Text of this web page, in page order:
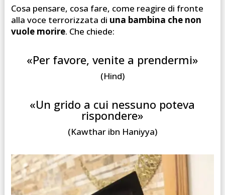
Cosa pensare, cosa fare, come reagire di fronte
alla voce terrorizzata di una bambina che non
vuole morire. Che chiede:
«Per favore, venite a prendermi»
(Hind)
«Un grido a cui nessuno poteva
rispondere»
(Kawthar ibn Haniyya)